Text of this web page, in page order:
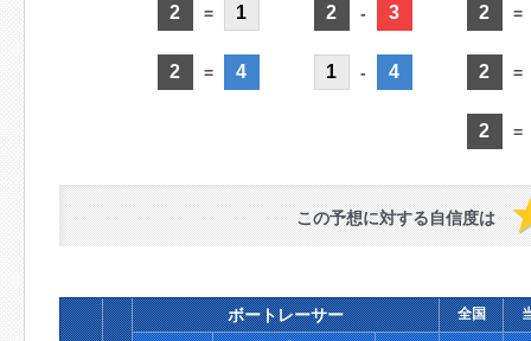
2 = 1
2 = 4
2 - 3
1 - 4
2 =
2 =
2 =
この予想に対する自信度は
ボートレーサー 全国